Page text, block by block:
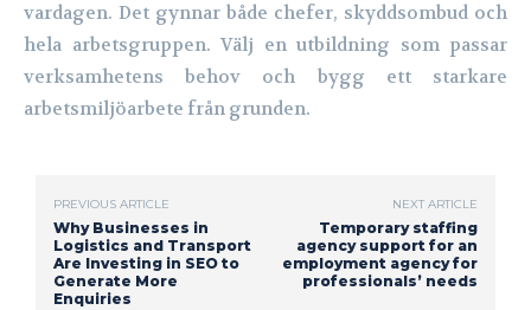
vardagen. Det gynnar både chefer, skyddsombud och
hela arbetsgruppen. Välj en utbildning som passar
verksamhetens behov och bygg ett starkare
arbetsmiljöarbete från grunden.
PREVIOUS ARTICLE
Why Businesses in
Logistics and Transport
Are Investing in SEO to
Generate More
Enquiries
NEXT ARTICLE
Temporary staffing
agency support for an
employment agency for
professionals’ needs